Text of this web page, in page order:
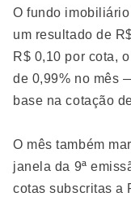
O fundo
um resultado de
R$ 0,10 por cota,
de 0,99% no mês
base na cotação
O mês também
janela da 9ª
cotas subscritas a